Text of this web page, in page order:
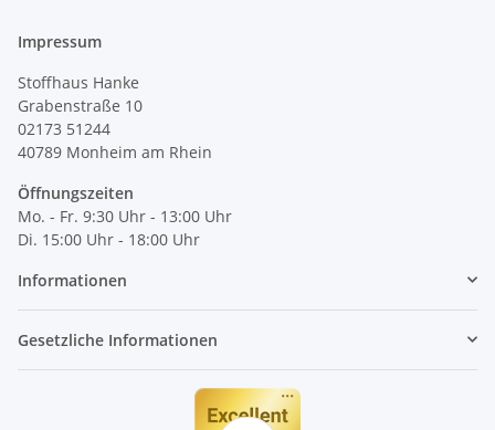
Impressum
Stoffhaus Hanke
Grabenstraße 10
02173 51244
40789 Monheim am Rhein
Öffnungszeiten
Mo. - Fr. 9:30 Uhr - 13:00 Uhr
Di. 15:00 Uhr - 18:00 Uhr
Informationen
Gesetzliche Informationen